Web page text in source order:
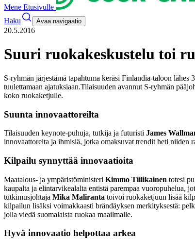
Mene Etusivulle
Haku
Avaa navigaatio
20.5.2016
Suuri ruokakeskustelu toi
S-ryhmän järjestämä tapahtuma keräsi Finlandia-taloon lähes
tuulettamaan ajatuksiaan.Tilaisuuden avannut S-ryhmän
koko ruokaketjulle.
Suunta innovaattoreilta
Tilaisuuden keynote-puhuja, tutkija ja futuristi James
innovaattoreita ja ihmisiä, jotka omaksuvat trendit heti niiden
Kilpailu synnyttää innovaatioita
Maatalous- ja ympäristöministeri Kimmo Tiilikainen totesi
kaupalta ja elintarvikealalta entistä parempaa vuoropuhelua,
tutkimusjohtaja Mika Maliranta toivoi ruokaketjuun lisää
kilpailun lisäksi voimakkaasti brändäyksen merkityksestä:
jolla viedä suomalaista ruokaa maailmalle.
Hyvä innovaatio helpottaa arkea